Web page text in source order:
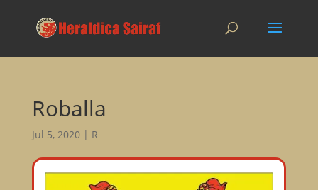
Roballa
Jul 5, 2020| R